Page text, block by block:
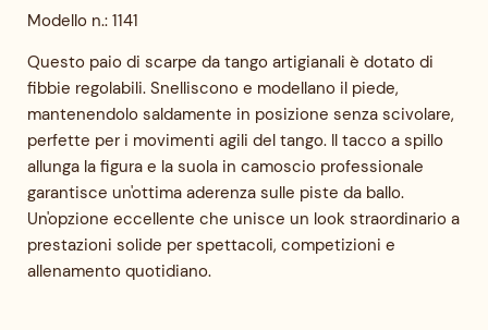
Modello n.: 1141
Questo paio di scarpe da tango artigianali è dotato di
fibbie regolabili. Snelliscono e modellano il piede,
mantenendolo saldamente in posizione senza scivolare,
perfette per i movimenti agili del tango. Il tacco a spillo
allunga la figura e la suola in camoscio professionale
garantisce un'ottima aderenza sulle piste da ballo.
Un'opzione eccellente che unisce un look straordinario a
prestazioni solide per spettacoli, competizioni e
allenamento quotidiano.